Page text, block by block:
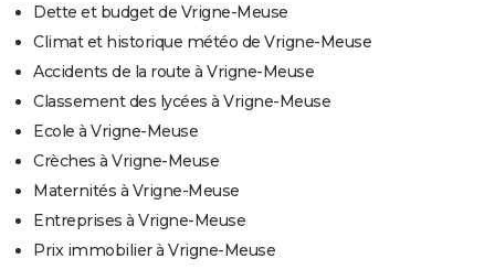
Dette et budget de Vrigne-Meuse
Climat et historique météo de Vrigne-Meuse
Accidents de la route à Vrigne-Meuse
Classement des lycées à Vrigne-Meuse
Ecole à Vrigne-Meuse
Crèches à Vrigne-Meuse
Maternités à Vrigne-Meuse
Entreprises à Vrigne-Meuse
Prix immobilier à Vrigne-Meuse